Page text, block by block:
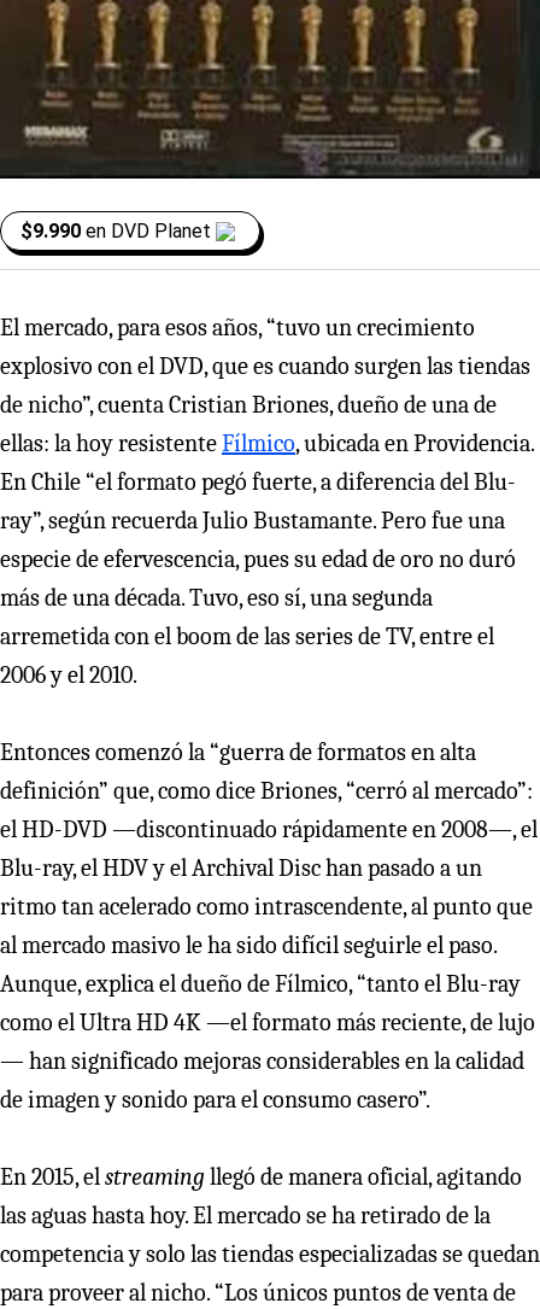
$9.990 en DVD Planet
El mercado, para esos años, “tuvo un crecimiento
explosivo con el DVD, que es cuando surgen las tiendas
de nicho”, cuenta Cristian Briones, dueño de una de
ellas: la hoy resistenteFílmico, ubicada en Providencia.
En Chile “el formato pegó fuerte, a diferencia del Blu-
ray”, según recuerda Julio Bustamante. Pero fue una
especie de efervescencia, pues su edad de oro no duró
más de una década. Tuvo, eso sí, una segunda
arremetida con el boom de las series de TV, entre el
2006 y el 2010.
Entonces comenzó la “guerra de formatos en alta
definición” que, como dice Briones, “cerró al mercado”:
el HD-DVD —discontinuado rápidamente en 2008—, el
Blu-ray, el HDV y el Archival Disc han pasado a un
ritmo tan acelerado como intrascendente, al punto que
al mercado masivo le ha sido difícil seguirle el paso.
Aunque, explica el dueño de Fílmico, “tanto el Blu-ray
como el Ultra HD 4K —el formato más reciente, de lujo
— han significado mejoras considerables en la calidad
de imagen y sonido para el consumo casero”.
En 2015, elstreaming llegó de manera oficial, agitando
las aguas hasta hoy. El mercado se ha retirado de la
competencia y solo las tiendas especializadas se quedan
para proveer al nicho. “Los únicos puntos de venta de